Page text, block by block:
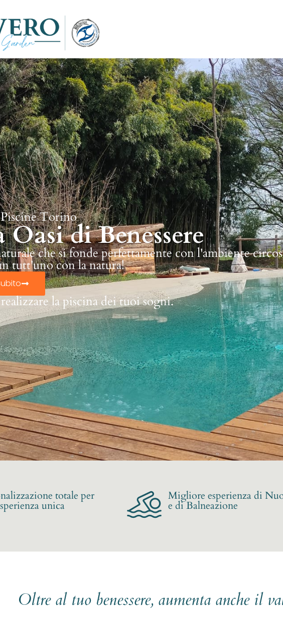
Torino
Oasi di Benessere
che si fonde perfettamente con l'ambiente
tutt'uno con la natura!
la piscina dei tuoi sogni.
totale per
unica
Migliore esperienza di
e di Balneazione
Oltre al tuo benessere, aumenta anche il